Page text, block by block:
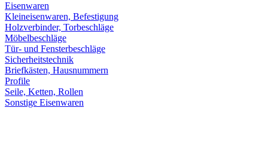
Eisenwaren
Kleineisenwaren, Befestigung
Holzverbinder, Torbeschläge
Möbelbeschläge
Tür- und Fensterbeschläge
Sicherheitstechnik
Briefkästen, Hausnummern
Profile
Seile, Ketten, Rollen
Sonstige Eisenwaren